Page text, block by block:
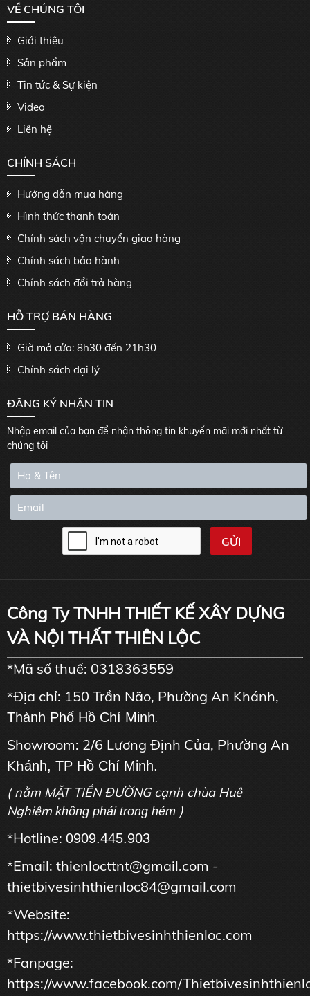
VỀ CHÚNG TÔI
Giới thiệu
Sản phẩm
Tin tức & Sự kiện
Video
Liên hệ
CHÍNH SÁCH
Hướng dẫn mua hàng
Hình thức thanh toán
Chính sách vận chuyển giao hàng
Chính sách bảo hành
Chính sách đổi trả hàng
HỖ TRỢ BÁN HÀNG
Giờ mở cửa: 8h30 đến 21h30
Chính sách đại lý
ĐĂNG KÝ NHẬN TIN
Nhập email của bạn để nhận thông tin khuyến mãi mới nhất từ
chúng tôi
Công Ty TNHH THIẾT KẾ XÂY DỰNG
VÀ NỘI THẤT THIÊN LỘC
*Mã số thuế: 0318363559
*Địa chỉ: 150 Trần Não, Phường An Khánh,
Thành Phố Hồ Chí Minh.
Showroom: 2/6 Lương Định Của, Phường An
Khánh, TP Hồ Chí Minh.
( nằm MẶT TIỀN ĐƯỜNG cạnh chùa Huê
Nghiêm không phải trong hẻm )
*Hotline: 0909.445.903
*Email: thienlocttnt@gmail.com -
thietbivesinhthienloc84@gmail.com
*Website:
https://www.thietbivesinhthienloc.com
*Fanpage:
https://www.facebook.com/